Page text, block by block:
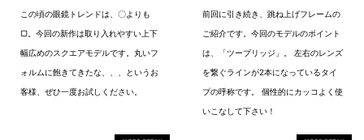
この頃の眼鏡トレンドは、〇よりも
▢。今回の新作は取り入れやすい上下
幅広めのスクエアモデルです。丸いフ
ォルムに飽きてきたな、、、というお
客様、ぜひ一度お試しください。
前回に引き続き、跳ね上げフレームの
ご紹介です。今回のモデルのポイント
は、「ツーブリッジ」。 左右のレンズ
を繋ぐラインが2本になっているタイ
プの呼称です。 個性的にカッコよく使
いこなして下さい！